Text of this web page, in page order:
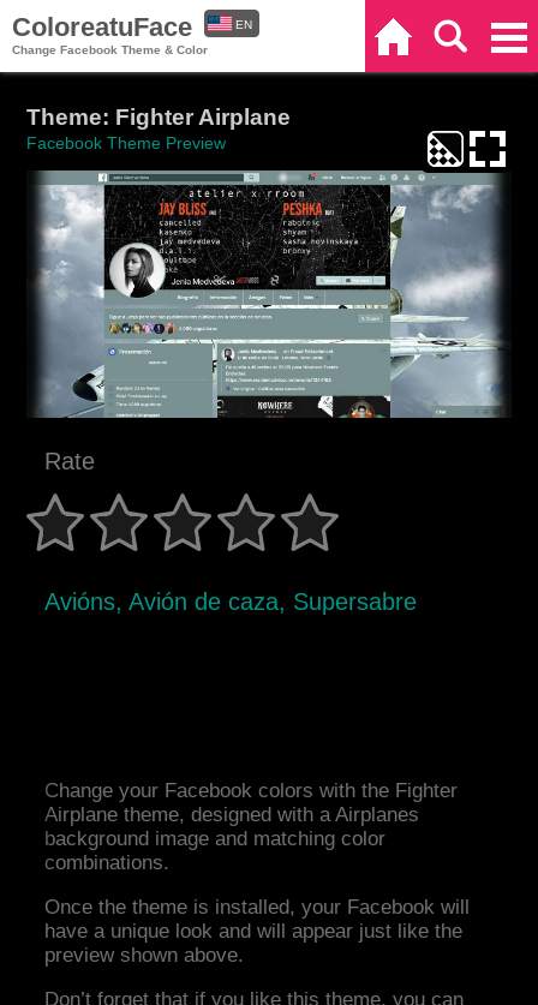
ColoreatuFace
Change Facebook Theme & Color
EN
Theme: Fighter Airplane
Facebook Theme Preview
Rate
Avións, Avión de caza, Supersabre
Change your Facebook colors with the Fighter
Airplane theme, designed with a Airplanes
background image and matching color
combinations.
Once the theme is installed, your Facebook will
have a unique look and will appear just like the
preview shown above.
Don’t forget that if you like this theme, you can